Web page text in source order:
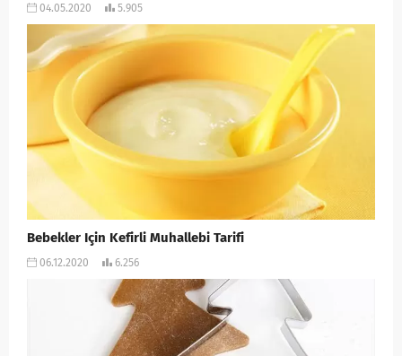
04.05.2020 5.905
Bebekler Için Kefirli Muhallebi Tarifi
06.12.2020 6.256